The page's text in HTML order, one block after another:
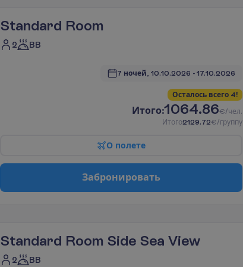
Standard Room
2 BB
7 ночей, 10.10.2026 - 17.10.2026
Осталось всего 4!
Итого:1064.86€/чел.
Итого2129.72€/группу
О полете
Забронировать
Standard Room Side Sea View
2 BB